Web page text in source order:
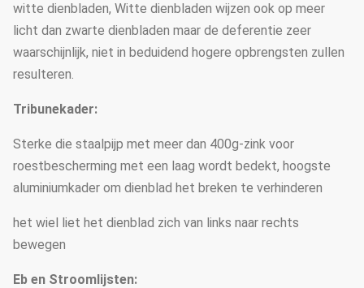
witte dienbladen, Witte dienbladen wijzen ook op meer
licht dan zwarte dienbladen maar de deferentie zeer
waarschijnlijk, niet in beduidend hogere opbrengsten zullen
resulteren.
Tribunekader:
Sterke die staalpijp met meer dan 400g-zink voor
roestbescherming met een laag wordt bedekt, hoogste
aluminiumkader om dienblad het breken te verhinderen
het wiel liet het dienblad zich van links naar rechts
bewegen
Eb en Stroomlijsten: